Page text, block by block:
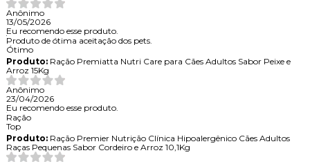
Anônimo
13/05/2026
Eu recomendo esse produto.
Produto de ótima aceitação dos pets.
Ótimo
Produto:Ração Premiatta Nutri Care para Cães Adultos Sabor Peixe e
Arroz 15Kg
Anônimo
23/04/2026
Eu recomendo esse produto.
Ração
Top
Produto:Ração Premier Nutrição Clínica Hipoalergênico Cães Adultos
Raças Pequenas Sabor Cordeiro e Arroz 10,1Kg